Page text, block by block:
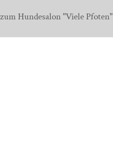
zum Hundesalon "Viele Pfoten"